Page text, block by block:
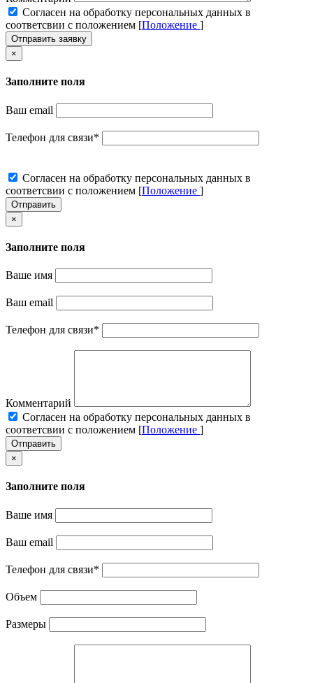
Cогласен на обработку персональных данных в
соответсвии с положением [Положение ]
Отправить заявку
×
Заполните поля
Ваш email
Телефон для связи*
Cогласен на обработку персональных данных в
соответсвии с положением [Положение ]
Отправить
×
Заполните поля
Ваше имя
Ваш email
Телефон для связи*
Комментарий
Cогласен на обработку персональных данных в
соответсвии с положением [Положение ]
Отправить
×
Заполните поля
Ваше имя
Ваш email
Телефон для связи*
Объем
Размеры